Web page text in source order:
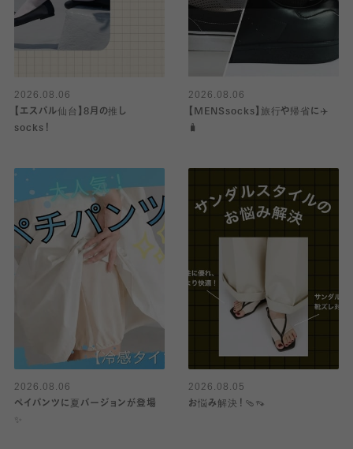
2026.08.06
【エスパル仙台】8月の推し
socks！
2026.08.06
【MENSsocks】旅行や帰省に✈️
2026.08.06
ペイパンツに夏バージョンが登場
2026.08.05
お悩み解決！🩴👡